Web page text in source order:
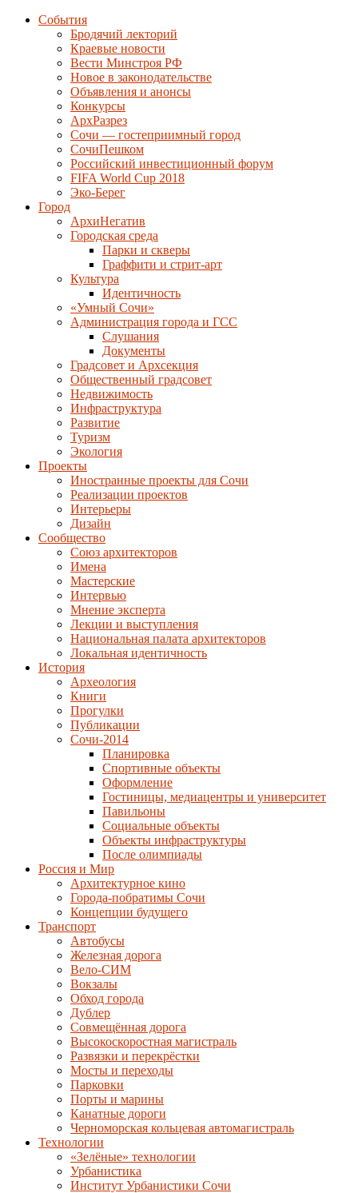
События
Бродячий лекторий
Краевые новости
Вести Минстроя РФ
Новое в законодательстве
Объявления и анонсы
Конкурсы
АрхРазрез
Сочи — гостеприимный город
СочиПешком
Российский инвестиционный форум
FIFA World Cup 2018
Эко-Берег
Город
АрхиНегатив
Городская среда
Парки и скверы
Граффити и стрит-арт
Культура
Идентичность
«Умный Сочи»
Администрация города и ГСС
Слушания
Документы
Градсовет и Архсекция
Общественный градсовет
Недвижимость
Инфраструктура
Развитие
Туризм
Экология
Проекты
Иностранные проекты для Сочи
Реализации проектов
Интерьеры
Дизайн
Сообщество
Союз архитекторов
Имена
Мастерские
Интервью
Мнение эксперта
Лекции и выступления
Национальная палата архитекторов
Локальная идентичность
История
Археология
Книги
Прогулки
Публикации
Сочи-2014
Планировка
Спортивные объекты
Оформление
Гостиницы, медиацентры и университет
Павильоны
Социальные объекты
Объекты инфраструктуры
После олимпиады
Россия и Мир
Архитектурное кино
Города-побратимы Сочи
Концепции будущего
Транспорт
Автобусы
Железная дорога
Вело-СИМ
Вокзалы
Обход города
Дублер
Совмещённая дорога
Высокоскоростная магистраль
Развязки и перекрёстки
Мосты и переходы
Парковки
Порты и марины
Канатные дороги
Черноморская кольцевая автомагистраль
Технологии
«Зелёные» технологии
Урбанистика
Институт Урбанистики Сочи